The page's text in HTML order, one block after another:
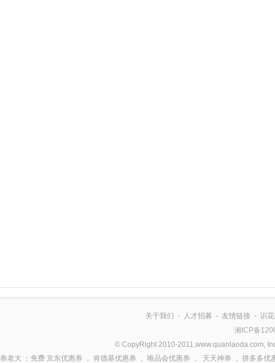
关于我们 - 人才招募 - 友情链接 - 识
湘ICP备
© CopyRight 2010-2011,www.quanlaoda.com,
券老大
：免费 京东优惠券 ， 肯德基优惠券 ， 唯品会优惠券 ， 天天神券 ， 拼多多优